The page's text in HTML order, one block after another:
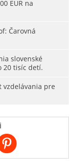
EUR na
Čarovná
slovenské
20 tisíc detí.
vzdelávania pre